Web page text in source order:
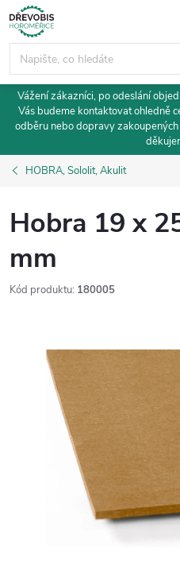
Přejít
na
obsah
Vážení zákazníci, po odeslání
Vás budeme kontaktovat ohledně
odběru nebo dopravy
HOBRA, Sololit, Akulit
Hobra 19 x
mm
Kód produktu: 180005